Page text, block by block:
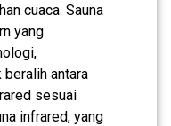
cuaca. Sauna
yang
beralih antara
sesuai
infrared, yang